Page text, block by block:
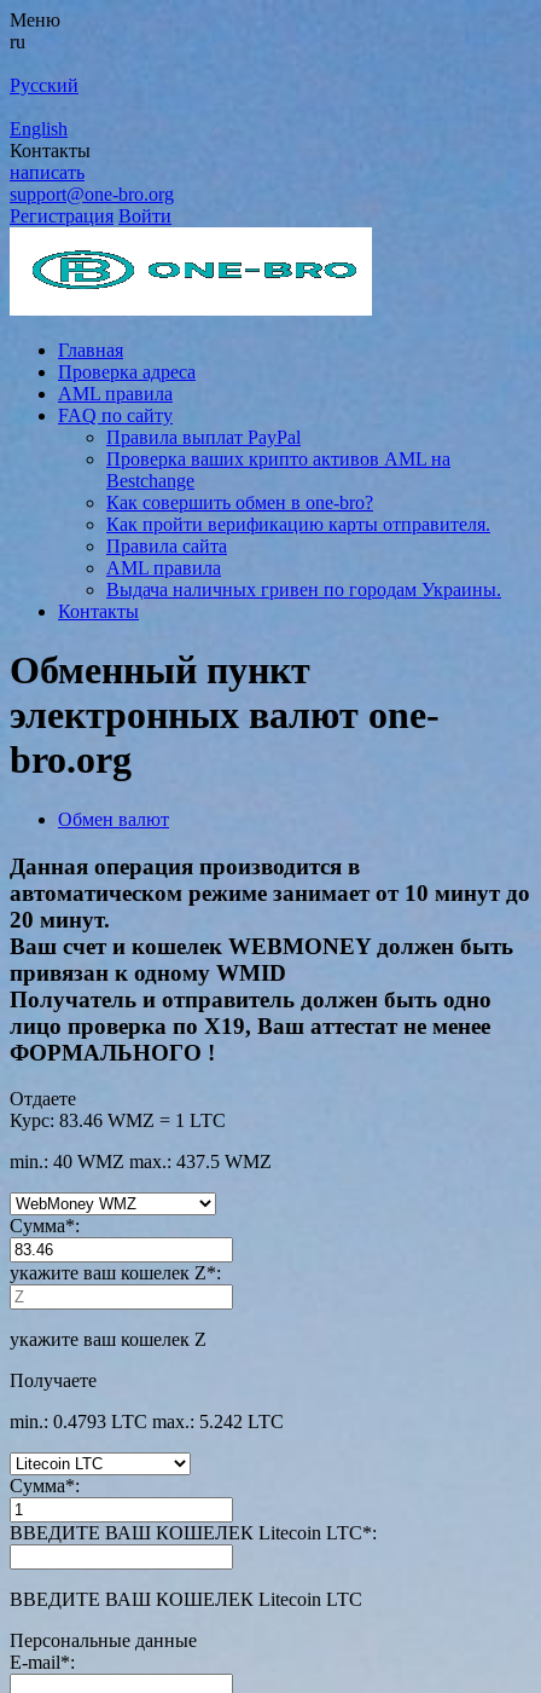
Меню
ru
Русский
English
Контакты
написать
support@one-bro.org
Регистрация Войти
Главная
Проверка адреса
AML правила
FAQ по сайту
Правила выплат PayPal
Проверка ваших крипто активов AML на
Bestchange
Как совершить обмен в one-bro?
Как пройти верификацию карты отправителя.
Правила сайта
AML правила
Выдача наличных гривен по городам Украины.
Контакты
Обменный пункт
электронных валют one-
bro.org
Обмен валют
Данная операция производится в
автоматическом режиме занимает от 10 минут до
20 минут.
Ваш счет и кошелек WEBMONEY должен быть
привязан к одному WMID
Получатель и отправитель должен быть одно
лицо проверка по Х19, Ваш аттестат не менее
ФОРМАЛЬНОГО !
Отдаете
Курс: 83.46 WMZ = 1 LTC
min.: 40 WMZ max.: 437.5 WMZ
Сумма*:
укажите ваш кошелек Z*:
укажите ваш кошелек Z
Получаете
min.: 0.4793 LTC max.: 5.242 LTC
Сумма*:
ВВЕДИТЕ ВАШ КОШЕЛЕК Litecoin LTC*:
ВВЕДИТЕ ВАШ КОШЕЛЕК Litecoin LTC
Персональные данные
E-mail*: